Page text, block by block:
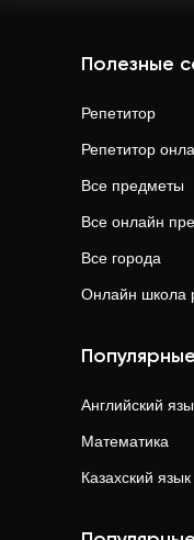
Полезные
Репетитор
Репетитор
Все предметы
Все онлайн
Все города
Онлайн школа
Английский
Математика
Казахский язык